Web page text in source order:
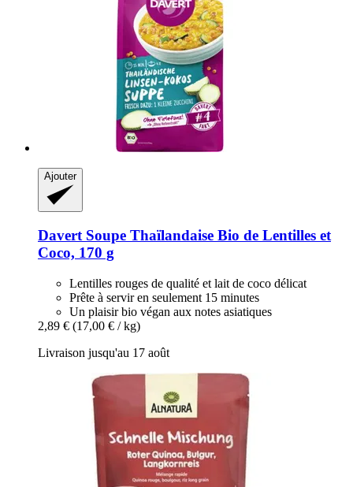
Ajouter
Davert Soupe Thaïlandaise Bio de Lentilles et
Coco, 170 g
Lentilles rouges de qualité et lait de coco délicat
Prête à servir en seulement 15 minutes
Un plaisir bio végan aux notes asiatiques
2,89 € (17,00 € / kg)
Livraison jusqu'au 17 août